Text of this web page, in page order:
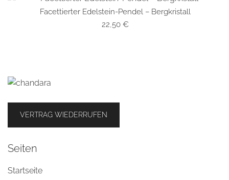
SCHNELLANSICHT
Facettierter Edelstein-Pendel – Bergkristall
22,50 €
VERTRAG WIEDERRUFEN
Seiten
Startseite